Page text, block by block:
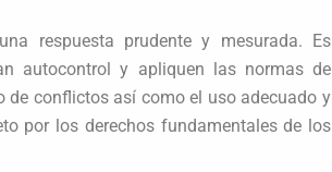
respuesta prudente y mesurada. Es
autocontrol y apliquen las normas de
de conflictos así como el uso adecuado y
por los derechos fundamentales de los